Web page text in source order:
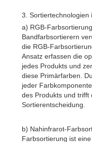
3. Sortiertechnologien
a) RGB-
Bandfarbsortierern
die RGB-
Ansatz erfassen die
jedes Produkts und
diese Primärfarben.
jeder
des Produkts und trifft
Sortierentscheidung.
b) Nahinfrarot-
Farbsortierung ist